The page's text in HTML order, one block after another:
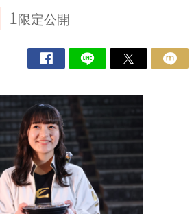
1 限定公開